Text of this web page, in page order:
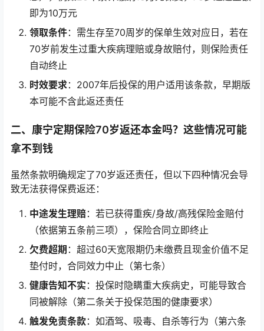
即为10万元
领取条件：需生存至70周岁的保单生效对应日，若在
70岁前发生过重大疾病理赔或身故赔付，则保险责任
自动终止
时效要求：2007年后投保的用户适用该条款，早期版
本可能不含此返还责任
二、康宁定期保险70岁返还本金吗？这些情况可能
拿不到钱
虽然条款明确规定了70岁返还责任，但以下四种情况会导
致无法获得保费返还：
中途发生理赔：若已获得重疾/身故/高残保险金赔付
（依据第五条前三项），保险合同立即终止
欠费超期 ：超过60天宽限期仍未缴费且现金价值不足
垫付时，合同效力中止（第七条）
健康告知不实 ：投保时隐瞒重大疾病史，可能导致合
同被解除（第二条关于投保范围的健康要求）
触发免责条款：如酒驾、吸毒、自杀等行为（第六条